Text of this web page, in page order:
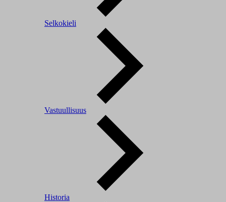
Selkokieli
Vastuullisuus
Historia